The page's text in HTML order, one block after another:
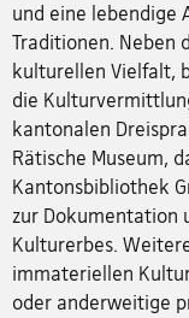
und eine lebendige
Traditionen. Neben
kulturellen Vielfalt,
die
kantonalen
Rätische Museum,
Kantonsbibliothek
zur Dokumentation
Kulturerbes.
immateriellen
oder anderweitige